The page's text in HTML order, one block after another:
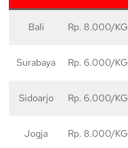
Bali Rp. 8.000/KG
Surabaya Rp. 6.000/KG
Sidoarjo Rp. 6.000/KG
Jogja Rp. 8.000/KG